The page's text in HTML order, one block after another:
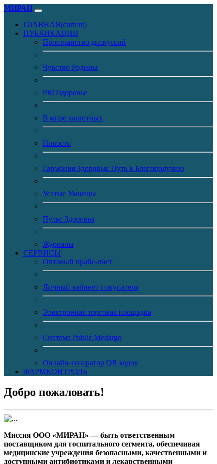
МИРАН
ГЛАВНАЯ(current)
ПУБЛИКАЦИИ
Пространство дискуссий
Чувство Родины
PROздоровье
В мире животных
Новости
Гармония Здоровья: Путь к Благополучию
Усатые Умницы
Пульс Здоровья
Журналы
CЕРВИСЫ
Оптовый прайс-лист
Личный кабинет покупателя
Электронная торговая площадка
Система Public.Medargo
Онлайн-генератор QR кодов
ФАРМКОНТРОЛЬ
Добро пожаловать!
Миссия ООО «МИРАН» — быть ответственным
поставщиком для госпитального сегмента, обеспечивая
медицинские учреждения безопасными, качественными и
доступными антибиотиками и лекарственными